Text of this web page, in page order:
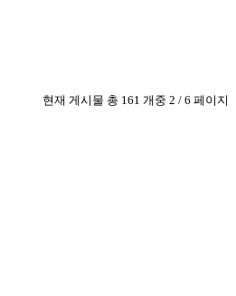
현재 게시물 총 161 개중 2 / 6 페이지